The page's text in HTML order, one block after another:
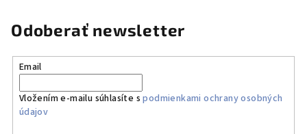
Odoberať newsletter
Email
Vložením e-mailu súhlasíte spodmienkami ochrany osobných
údajov